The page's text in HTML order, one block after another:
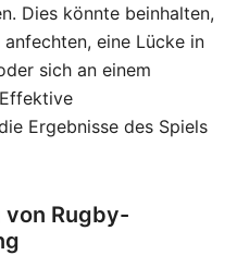
Dies könnte beinhalten,
eine Lücke in
sich an einem
Ergebnisse des Spiels
von Rugby-